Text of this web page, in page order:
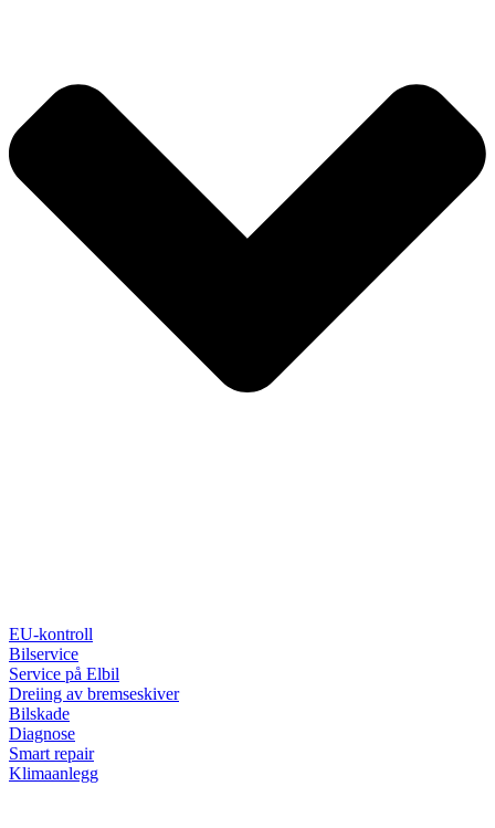
EU-kontroll
Bilservice
Service på Elbil
Dreiing av bremseskiver
Bilskade
Diagnose
Smart repair
Klimaanlegg